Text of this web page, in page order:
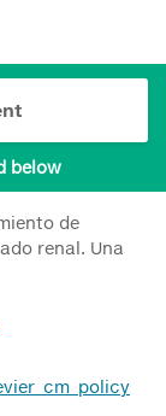
below
de
renal. Una